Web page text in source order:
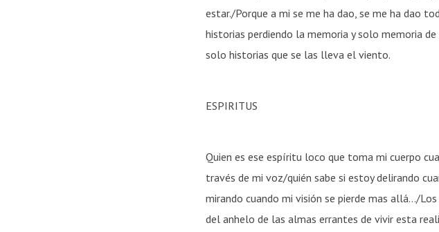
estar./Porque a mi se me ha dao, se me ha dao
historias perdiendo la memoria y solo memoria
solo historias que se las lleva el viento.
ESPIRITUS
Quien es ese espíritu loco que toma mi cuerpo
través de mi voz/quién sabe si estoy delirando
mirando cuando mi visión se pierde mas allá…/
del anhelo de las almas errantes de vivir esta